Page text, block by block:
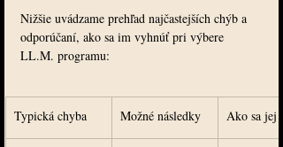
Nižšie uvádzame prehľad najčastejších chýb a
odporúčaní, ako sa im vyhnúť pri výbere
LL.M. programu:
Typická chyba Možné následky Ako sa jej